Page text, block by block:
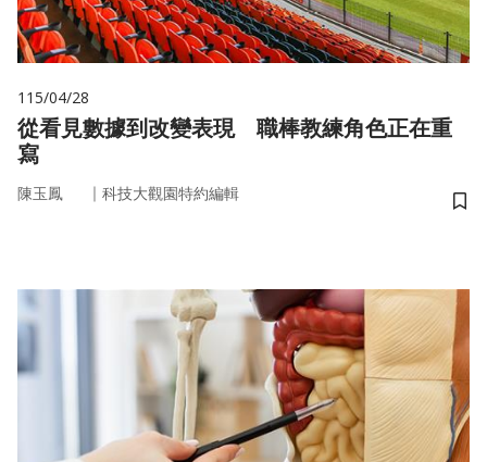
115/04/28
從看見數據到改變表現 職棒教練角色正在重
寫
陳玉鳳 ｜ 科技大觀園特約編輯
儲